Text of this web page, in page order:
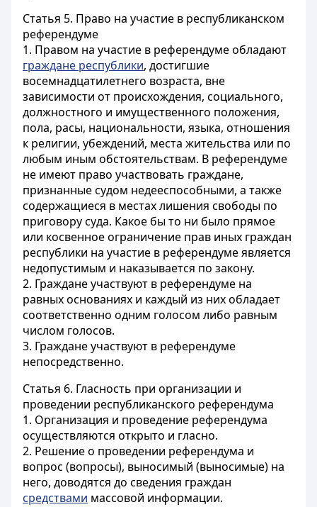
Статья 5. Право на участие в республиканском
референдуме
1. Правом на участие в референдуме обладают
граждане республики, достигшие
восемнадцатилетнего возраста, вне
зависимости от происхождения, социального,
должностного и имущественного положения,
пола, расы, национальности, языка, отношения
к религии, убеждений, места жительства или по
любым иным обстоятельствам. В референдуме
не имеют право участвовать граждане,
признанные судом недееспособными, а также
содержащиеся в местах лишения свободы по
приговору суда. Какое бы то ни было прямое
или косвенное ограничение прав иных граждан
республики на участие в референдуме является
недопустимым и наказывается по закону.
2. Граждане участвуют в референдуме на
равных основаниях и каждый из них обладает
соответственно одним голосом либо равным
числом голосов.
3. Граждане участвуют в референдуме
непосредственно.
Статья 6. Гласность при организации и
проведении республиканского референдума
1. Организация и проведение референдума
осуществляются открыто и гласно.
2. Решение о проведении референдума и
вопрос (вопросы), выносимый (выносимые) на
него, доводятся до сведения граждан
средствами массовой информации.